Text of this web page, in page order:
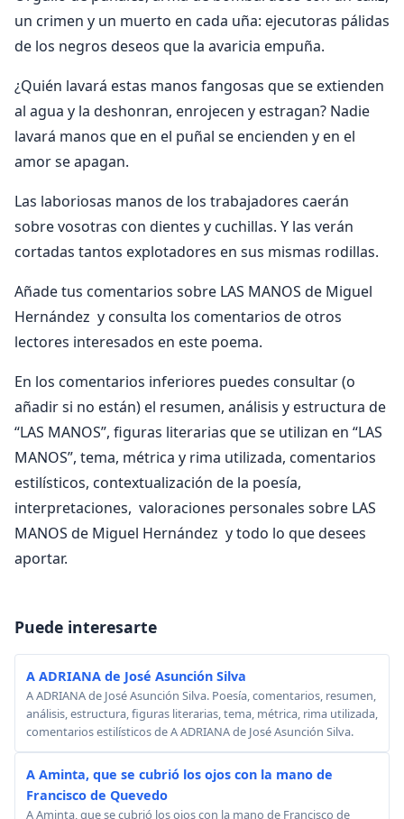
un crimen y un muerto en cada uña: ejecutoras pálidas
de los negros deseos que la avaricia empuña.
¿Quién lavará estas manos fangosas que se extienden
al agua y la deshonran, enrojecen y estragan? Nadie
lavará manos que en el puñal se encienden y en el
amor se apagan.
Las laboriosas manos de los trabajadores caerán
sobre vosotras con dientes y cuchillas. Y las verán
cortadas tantos explotadores en sus mismas rodillas.
Añade tus comentarios sobre LAS MANOS de Miguel
Hernández y consulta los comentarios de otros
lectores interesados en este poema.
En los comentarios inferiores puedes consultar (o
añadir si no están) el resumen, análisis y estructura de
“LAS MANOS”, figuras literarias que se utilizan en “LAS
MANOS”, tema, métrica y rima utilizada, comentarios
estilísticos, contextualización de la poesía,
interpretaciones, valoraciones personales sobre LAS
MANOS de Miguel Hernández y todo lo que desees
aportar.
Puede interesarte
A ADRIANA de José Asunción Silva
A ADRIANA de José Asunción Silva. Poesía, comentarios, resumen,
análisis, estructura, figuras literarias, tema, métrica, rima utilizada,
comentarios estilísticos de A ADRIANA de José Asunción Silva.
A Aminta, que se cubrió los ojos con la mano de
Francisco de Quevedo
A Aminta, que se cubrió los ojos con la mano de Francisco de